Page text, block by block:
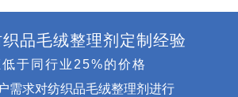
品毛绒整理剂定制经验
于同行业25%的价格
需求对纺织品毛绒整理剂进行